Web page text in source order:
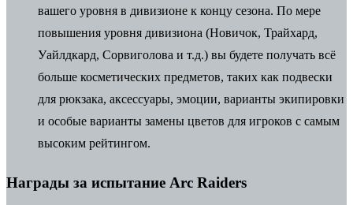
вашего уровня в дивизионе к концу сезона. По мере
повышения уровня дивизиона (Новичок, Трайхард,
Уайлдкард, Сорвиголова и т.д.) вы будете получать всё
больше косметических предметов, таких как подвески
для рюкзака, аксессуары, эмоции, варианты экипировки
и особые варианты замены цветов для игроков с самым
высоким рейтингом.
Награды за испытание Arc Raiders